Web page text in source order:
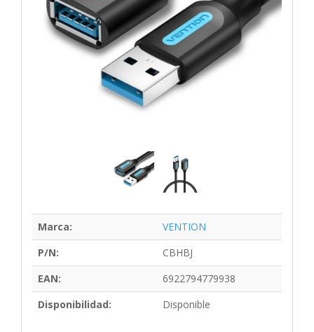
Marca:
VENTION
P/N:
CBHBJ
EAN:
6922794779938
Disponibilidad:
Disponible